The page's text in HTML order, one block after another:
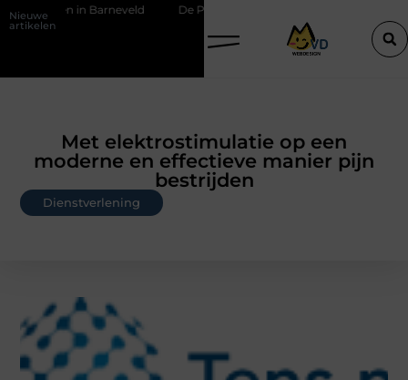
Nieuwe
artikelen
Barneveld De Perfecte Gids voor Vloerbedekking in Purmerend
Met elektrostimulatie op een
moderne en effectieve manier pijn
bestrijden
Dienstverlening